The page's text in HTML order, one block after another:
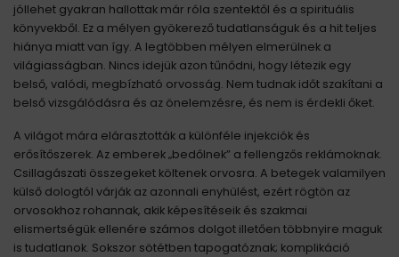
jóllehet gyakran hallottak már róla szentektől és a spirituális
könyvekből. Ez a mélyen gyökerező tudatlanságuk és a hit teljes
hiánya miatt van így. A legtöbben mélyen elmerülnek a
világiasságban. Nincs idejük azon tűnődni, hogy létezik egy
belső, valódi, megbízható orvosság. Nem tudnak időt szakítani a
belső vizsgálódásra és az önelemzésre, és nem is érdekli őket.
A világot mára elárasztották a különféle injekciók és
erősítőszerek. Az emberek „bedőlnek” a fellengzős reklámoknak.
Csillagászati összegeket költenek orvosra. A betegek valamilyen
külső dologtól várják az azonnali enyhülést, ezért rögtön az
orvosokhoz rohannak, akik képesítéseik és szakmai
elismertségük ellenére számos dolgot illetően többnyire maguk
is tudatlanok. Sokszor sötétben tapogatóznak; komplikáció